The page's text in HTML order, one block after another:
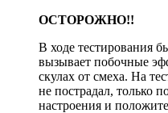
ОСТОРОЖНО!!
В ходе тестирования
вызывает побочные
скулах от смеха. На
не пострадал, только
настроения и